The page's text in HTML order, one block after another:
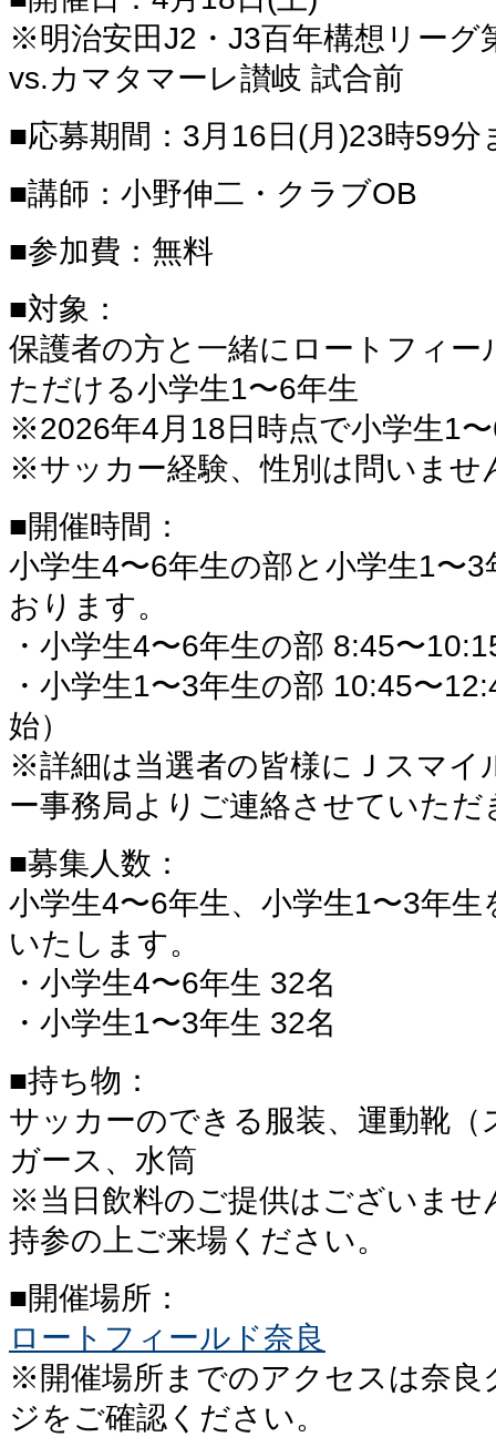
※明治安田J2・J3百年構想リーグ
vs.カマタマーレ讃岐 試合前
■応募期間：3月16日(月)23時59分
■講師：小野伸二・クラブOB
■参加費：無料
■対象：
保護者の方と一緒にロートフィー
ただける小学生1〜6年生
※2026年4月18日時点で小学生1
※サッカー経験、性別は問いませ
■開催時間：
小学生4〜6年生の部と小学生1〜
おります。
・小学生4〜6年生の部 8:45〜
・小学生1〜3年生の部 10:45〜
始）
※詳細は当選者の皆様にＪスマイ
ー事務局よりご連絡させていただ
■募集人数：
小学生4〜6年生、小学生1〜3年
いたします。
・小学生4〜6年生 32名
・小学生1〜3年生 32名
■持ち物：
サッカーのできる服装、運動靴（
ガース、水筒
※当日飲料のご提供はございませ
持参の上ご来場ください。
■開催場所：
ロートフィールド奈良
※開催場所までのアクセスは奈良
ジをご確認ください。